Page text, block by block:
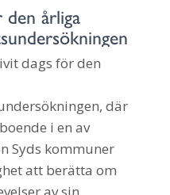
den årliga
dags för den
där
i en av
Syds kommuner
att berätta om